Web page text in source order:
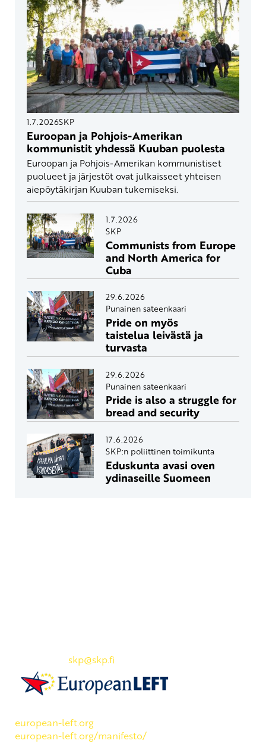
1.7.2026SKP
Euroopan ja Pohjois-Amerikan
kommunistit yhdessä Kuuban puolesta
Euroopan ja Pohjois-Amerikan kommunistiset
puolueet ja järjestöt ovat julkaisseet yhteisen
aiepöytäkirjan Kuuban tukemiseksi.
1.7.2026
SKP
Communists from Europe
and North America for
Cuba
29.6.2026
Punainen sateenkaari
Pride on myös
taistelua leivästä ja
turvasta
29.6.2026
Punainen sateenkaari
Pride is also a struggle for
bread and security
17.6.2026
SKP:n poliittinen toimikunta
Eduskunta avasi oven
ydinaseille Suomeen
skp@skp.fi
european-left.org
european-left.org/manifesto/